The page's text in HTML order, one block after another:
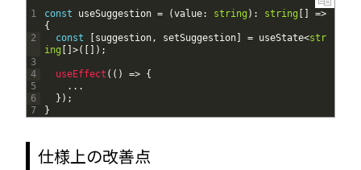
1
2
3
4
5
6
7
const useSuggestion = (value: string ) : string =>
{
const
suggestion, setSuggestion = useState<str
ing
>( ) ;
useEffect ( ( ) => {
. . .
} ) ;
}
仕様上の改善点